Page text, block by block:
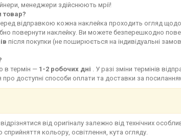
менеджери здійснюють мрії!
товар?
відправкою кожна наклейка проходить огляд
повернути наклейку. Ви можете безперешкодно
після покупки (не поширюється на індивідуальні
в термін — 1-2 робочих дні . У разі зміни термінів
про доступні способи оплати та доставки за
від оригіналу залежно від технічних
кольору, освітлення, кута огляду.